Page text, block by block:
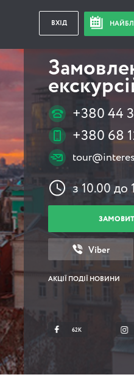
ВХІД
+380 44
+380 68
з 10.00 до
Viber
АКЦІЇ ПОДІЇ НОВИНИ
62K